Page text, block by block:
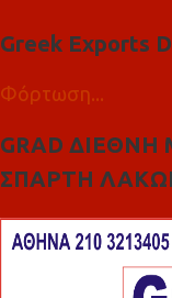
Greek Exports
Φόρτωση...
GRAD
ΣΠΑΡΤΗ